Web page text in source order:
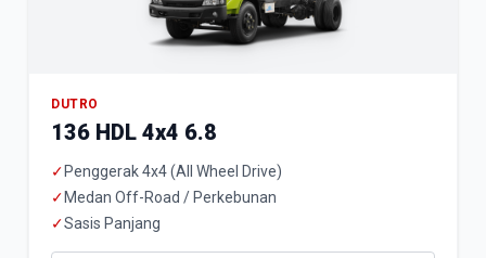
DUTRO
136 HDL 4x4 6.8
✓ Penggerak 4x4 (All Wheel Drive)
✓ Medan Off-Road / Perkebunan
✓Sasis Panjang